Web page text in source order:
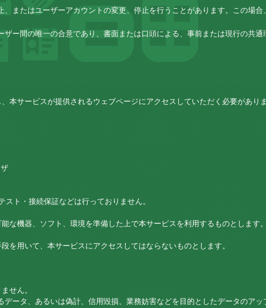
またはユーザーアカウントの変更、停止を行うことがあります。この場合
ー間の唯一の合意であり、書面または口頭による、事前または現行の共通
本サービスが提供されるウェブページにアクセスしていただく必要がありま
ト・接続保証などは行っておりません。
な機器、ソフト、環境を準備した上で本サービスを利用するものとします。
を用いて、本サービスにアクセスしてはならないものとします。
せん。
ータ、あるいは偽計、信用毀損、業務妨害などを目的としたデータのアッ